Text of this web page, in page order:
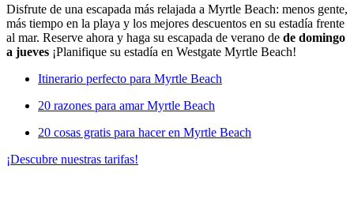
Disfrute de una escapada más relajada a Myrtle Beach: menos gente,
más tiempo en la playa y los mejores descuentos en su estadía frente
al mar. Reserve ahora y haga su escapada de verano de de domingo
a jueves ¡Planifique su estadía en Westgate Myrtle Beach!
Itinerario perfecto para Myrtle Beach
20 razones para amar Myrtle Beach
20 cosas gratis para hacer en Myrtle Beach
¡Descubre nuestras tarifas!